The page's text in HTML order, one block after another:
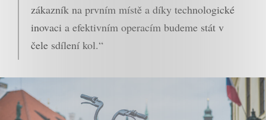
zákazník na prvním místě a díky technologické
inovaci a efektivním operacím budeme stát v
čele sdílení kol.“